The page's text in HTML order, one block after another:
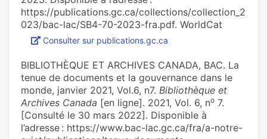
https://publications.gc.ca/collections/collection_2
023/bac-lac/SB4-70-2023-fra.pdf. WorldCat
Consulter sur publications.gc.ca
BIBLIOTHÈQUE ET ARCHIVES CANADA, BAC. La
tenue de documents et la gouvernance dans le
monde, janvier 2021, Vol.6, n7. Bibliothèque et
Archives Canada [en ligne]. 2021, Vol. 6, no 7.
[Consulté le 30 mars 2022]. Disponible à
l’adresse : https://www.bac-lac.gc.ca/fra/a-notre-